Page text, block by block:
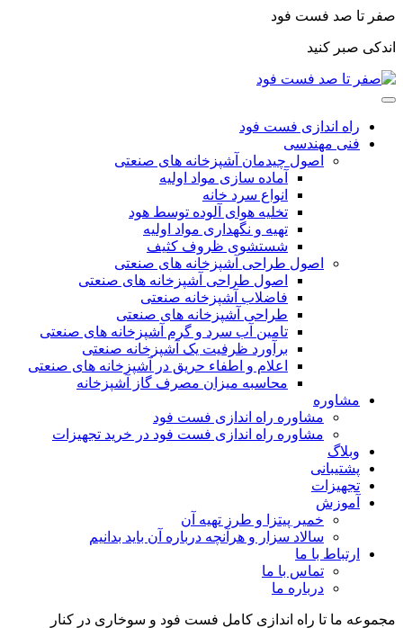
صفر تا صد فست فود
اندکی صبر کنید
راه اندازی فست فود
فنی مهندسی
اصول چیدمان آشپزخانه های صنعتی
آماده سازی مواد اولیه
انواع سرد خانه
تخلیه هوای آلوده توسط هود
تهیه و نگهداری مواد اولیه
شستشوی ظروف کثیف
اصول طراحی آشپزخانه های صنعتی
اصول طراحی آشپزخانه های صنعتی
فاضلاب آشپزخانه صنعتی
طراحی آشپزخانه های صنعتی
تامین آب سرد و گرم آشپزخانه های صنعتی
برآورد ظرفیت یک آشپزخانه صنعتی
اعلام و اطفاء حریق در آشپزخانه های صنعتی
محاسبه میزان مصرف گاز آشپزخانه
مشاوره
مشاوره راه اندازی فست فود
مشاوره راه اندازی فست فود در خرید تجهیزات
وبلاگ
پشتیبانی
تجهیزات
آموزش
خمیر پیتزا و طرز تهیه آن
سالاد سزار و هرآنچه درباره آن باید بدانیم
ارتباط با ما
تماس با ما
درباره ما
مجموعه ما تا راه اندازی کامل فست فود و سوخاری در کنار